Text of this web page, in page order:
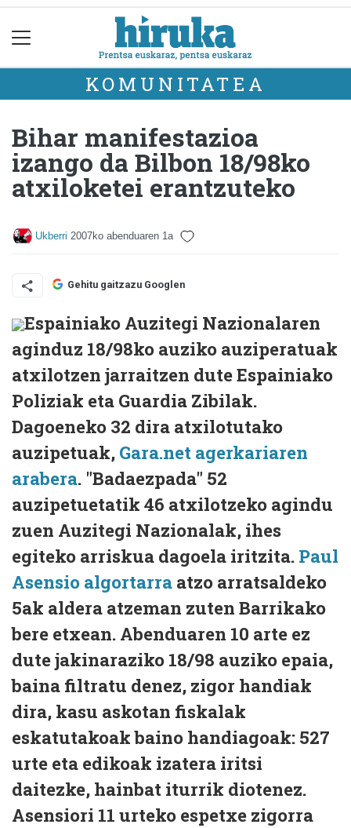
KOMUNITATEA
Bihar manifestazioa
izango da Bilbon 18/98ko
atxiloketei erantzuteko
Ukberri 2007ko abenduaren 1a
Gehitu gaitzazu Googlen
Espainiako Auzitegi Nazionalaren
aginduz 18/98ko auziko auziperatuak
atxilotzen jarraitzen dute Espainiako
Poliziak eta Guardia Zibilak.
Dagoeneko 32 dira atxilotutako
auzipetuak, Gara.net agerkariaren
arabera. "Badaezpada" 52
auzipetuetatik 46 atxilotzeko agindu
zuen Auzitegi Nazionalak, ihes
egiteko arriskua dagoela iritzita. Paul
Asensio algortarra atzo arratsaldeko
5ak aldera atzeman zuten Barrikako
bere etxean. Abenduaren 10 arte ez
dute jakinaraziko 18/98 auziko epaia,
baina filtratu denez, zigor handiak
dira, kasu askotan fiskalak
eskatutakoak baino handiagoak: 527
urte eta edikoak izatera iritsi
daitezke, hainbat iturrik diotenez.
Asensiori 11 urteko espetxe zigorra